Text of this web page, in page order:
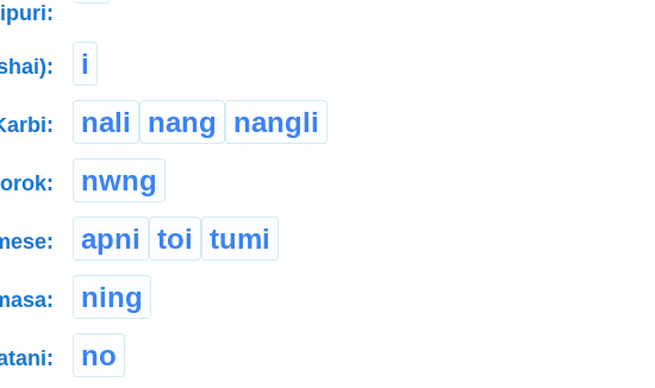
i
nali nang nangli
nwng
apni toi tumi
ning
no